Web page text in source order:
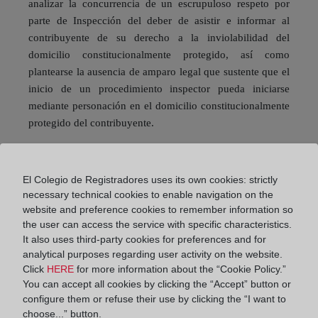
analizar la concurrencia de un escrupuloso respeto por
parte de Inspección del deber de asistir e informar al
contribuyente de su derecho a la inviolabilidad del
domicilio constitucionalmente protegido, así como
plantearse la ausencia de amparo legal que sustente que el
inicio de un procedimiento inspector pueda iniciarse
mediante personación en el domicilio constitucionalmente
protegido del contribuyente.
hace ya tiempo vengo defendiendo, que ponen en tela de
juicio el artículo 8.6 de la LJCA. En cierta medida, la
Sentencia que motiva este artículo refuerza la idea sobre la
idoneidad o no del Juzgado de lo Contencioso-
Administrativo para autorizar el acceso al domicilio del
contribuyente cuando, de la información o documentación
necesaria para obtener la autorización de entrada, puede
desprenderse que se esté ante un presunto delito contra la
El Colegio de Registradores uses its own cookies: strictly
necessary technical cookies to enable navigation on the
website and preference cookies to remember information so
the user can access the service with specific characteristics.
It also uses third-party cookies for preferences and for
analytical purposes regarding user activity on the website.
Click HERE for more information about the “Cookie Policy.”
You can accept all cookies by clicking the “Accept” button or
configure them or refuse their use by clicking the “I want to
choose...” button.